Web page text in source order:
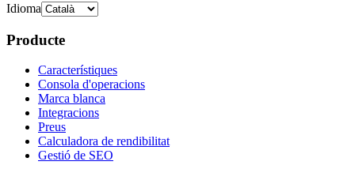
Idioma
Producte
Característiques
Consola d'operacions
Marca blanca
Integracions
Preus
Calculadora de rendibilitat
Gestió de SEO